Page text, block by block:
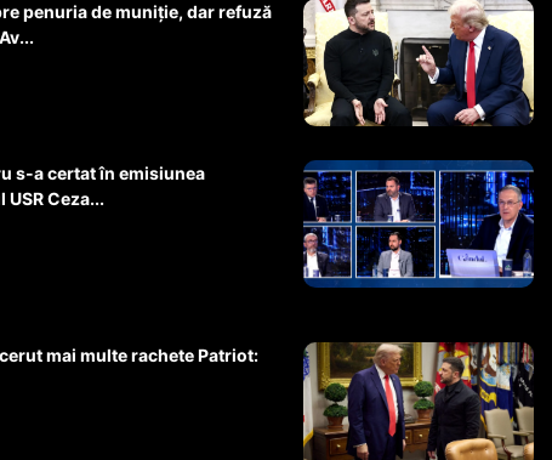
penuria de muniție, dar refuză
s-a certat în emisiunea
Ceza...
mai multe rachete Patriot: